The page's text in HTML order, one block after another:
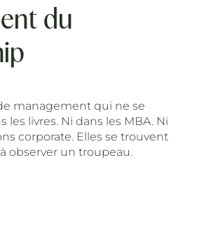
du
management qui ne se
les livres. Ni dans les MBA. Ni
corporate. Elles se trouvent
observer un troupeau.